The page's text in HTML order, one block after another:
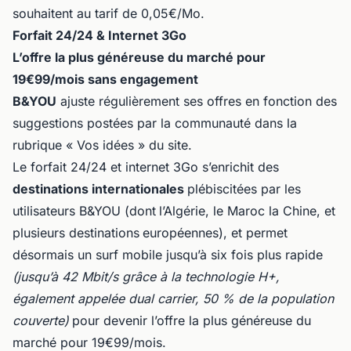
souhaitent au tarif de 0,05€/Mo.
Forfait 24/24 & Internet 3Go
L’offre la plus généreuse du marché pour
19€99/mois sans engagement
B&YOU ajuste régulièrement ses offres en fonction des
suggestions postées par la communauté dans la
rubrique « Vos idées » du site.
Le forfait 24/24 et internet 3Go s’enrichit des
destinations internationales plébiscitées par les
utilisateurs B&YOU (dont l’Algérie, le Maroc la Chine, et
plusieurs destinations européennes), et permet
désormais un surf mobile jusqu’à six fois plus rapide
(jusqu’à 42 Mbit/s grâce à la technologie H+,
également appelée dual carrier, 50 % de la population
couverte) pour devenir l’offre la plus généreuse du
marché pour 19€99/mois.